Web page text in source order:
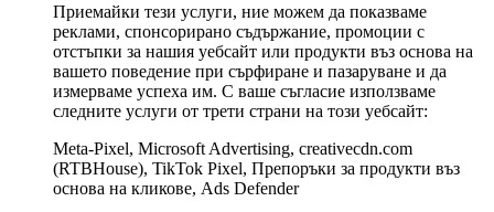
Приемайки тези услуги, ние можем да показваме
реклами, спонсорирано съдържание, промоции с
отстъпки за нашия уебсайт или продукти въз основа на
вашето поведение при сърфиране и пазаруване и да
измерваме успеха им. С ваше съгласие използваме
следните услуги от трети страни на този уебсайт:
Meta-Pixel, Microsoft Advertising, creativecdn.com
(RTBHouse), TikTok Pixel, Препоръки за продукти въз
основа на кликове, Ads Defender